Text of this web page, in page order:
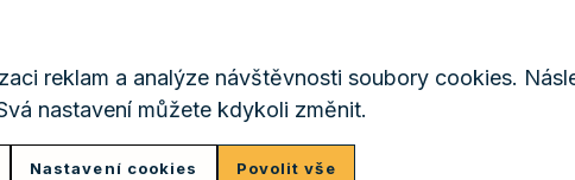
semináři Poznej svůj skutečný potenciál
reklam a analýze návštěvnosti soubory cookies.
nastavení můžete kdykoli změnit.
Nastavení cookies Povolit vše